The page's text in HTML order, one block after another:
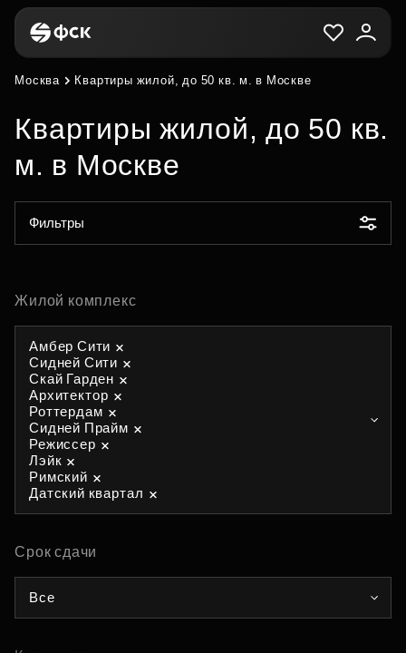
Москва Квартиры жилой, до 50 кв. м. в Москве
Квартиры жилой, до 50 кв.
м. в Москве
Фильтры
Жилой комплекс
Амбер Сити
Сидней Сити
Скай Гарден
Архитектор
Роттердам
Сидней Прайм
Режиссер
Лэйк
Римский
Датский квартал
Срок сдачи
Все